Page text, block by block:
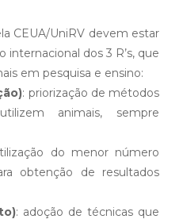
CEUA/UniRV devem estar
dos 3 R’s, que
em pesquisa e ensino:
: priorização de métodos
animais, sempre
do menor número
obtenção de resultados
: adoção de técnicas que